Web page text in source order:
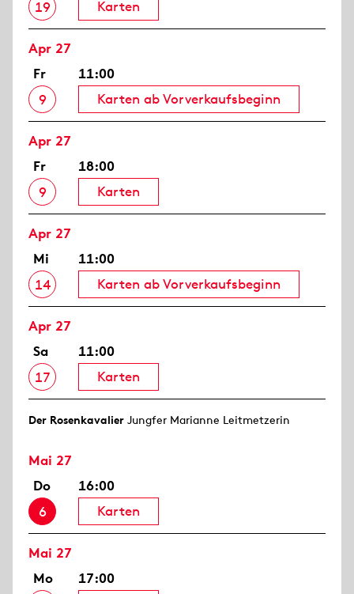
19 Karten
Apr 27
Fr
9
11:00
Karten ab Vorverkaufsbeginn
Apr 27
Fr
9
18:00
Karten
Apr 27
Mi
14
11:00
Karten ab Vorverkaufsbeginn
Apr 27
Sa
17
11:00
Karten
Der Rosen­kavalier Jungfer Marianne Leitmetzerin
Mai 27
Do
6
16:00
Karten
Mai 27
Mo
17:00